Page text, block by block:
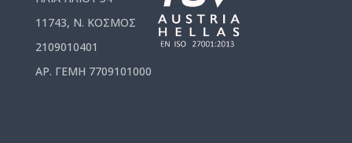
11743, Ν. ΚΟΣΜΟΣ
2109010401
ΑΡ. ΓΕΜΗ 7709101000